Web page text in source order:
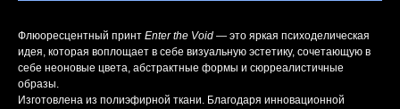
Флюоресцентный принт Enter the Void — это яркая психоделическая
идея, которая воплощает в себе визуальную эстетику, сочетающую в
себе неоновые цвета, абстрактные формы и сюрреалистичные
образы.
Изготовлена из полиэфирной ткани. Благодаря инновационной